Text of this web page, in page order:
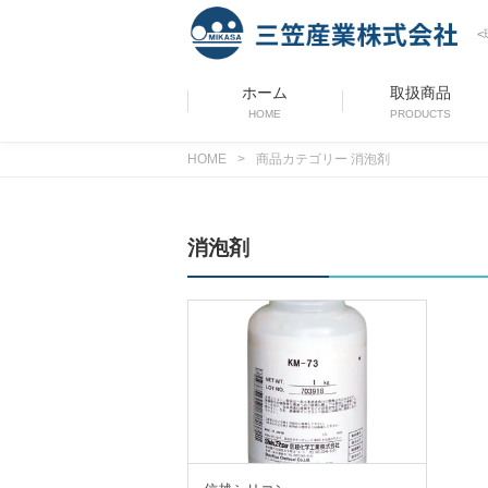
<
ホーム
HOME
取扱商品
PRODUCTS
HOME > 商品カテゴリー 消泡剤
消泡剤